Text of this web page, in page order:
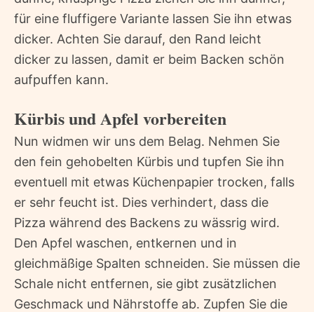
für eine fluffigere Variante lassen Sie ihn etwas
dicker. Achten Sie darauf, den Rand leicht
dicker zu lassen, damit er beim Backen schön
aufpuffen kann.
Kürbis und Apfel vorbereiten
Nun widmen wir uns dem Belag. Nehmen Sie
den fein gehobelten Kürbis und tupfen Sie ihn
eventuell mit etwas Küchenpapier trocken, falls
er sehr feucht ist. Dies verhindert, dass die
Pizza während des Backens zu wässrig wird.
Den Apfel waschen, entkernen und in
gleichmäßige Spalten schneiden. Sie müssen die
Schale nicht entfernen, sie gibt zusätzlichen
Geschmack und Nährstoffe ab. Zupfen Sie die